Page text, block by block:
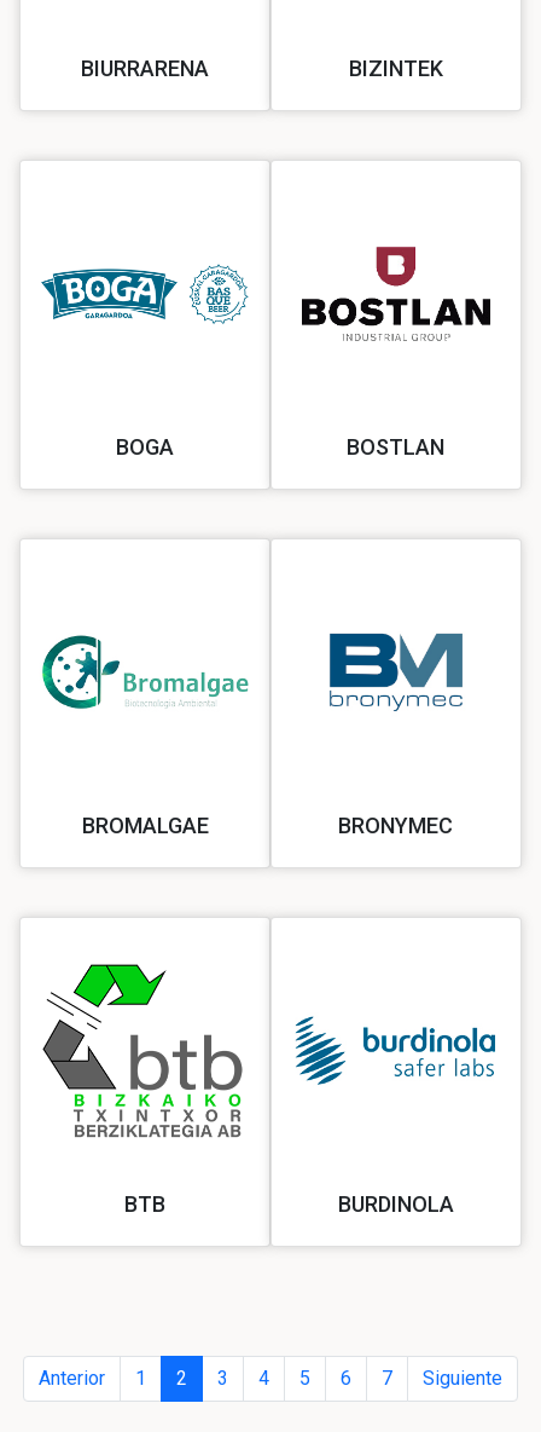
BIURRARENA BIZINTEK
BOGA BOSTLAN
BROMALGAE BRONYMEC
BTB BURDINOLA
Anterior 1 2 3 4 5 6 7 Siguiente